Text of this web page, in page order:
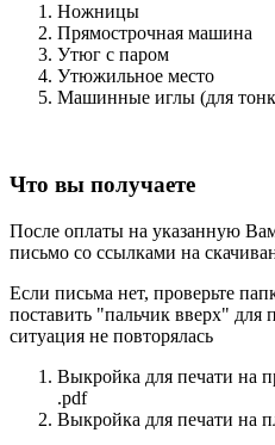
Ножницы
Прямострочная машина
Утюг с паром
Утюжильное место
Машинные иглы (для
Что вы получаете
После оплаты на указанную
письмо со ссылками на
Если письма нет, проверьте
поставить "пальчик вверх" для
ситуация не повторялась
Выкройка для печати на
.pdf
Выкройка для печати на